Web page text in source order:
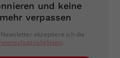
und keine
verpassen
akzeptiere ich die
.